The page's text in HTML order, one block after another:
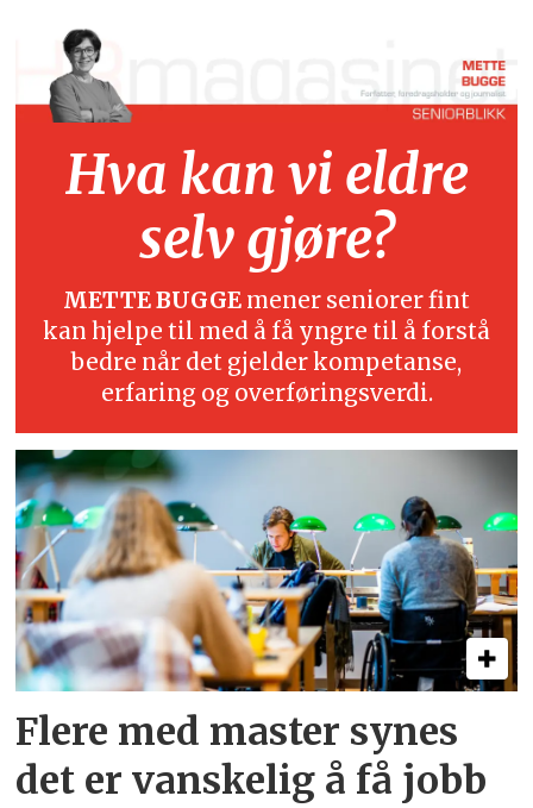
Hva kan vi eldre
selv gjøre?
METTE BUGGE mener seniorer fint
kan hjelpe til med å få yngre til å forstå
bedre når det gjelder kompetanse,
erfaring og overføringsverdi.
Flere med master synes
det er vanskelig å få jobb